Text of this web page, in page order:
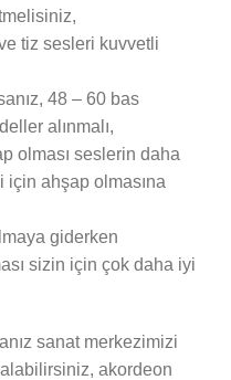
tiz sesleri kuvvetli
48 – 60 bas
alınmalı,
olması seslerin daha
için ahşap olmasına
giderken
sizin için çok daha iyi
sanat merkezimizi
alabilirsiniz, akordeon